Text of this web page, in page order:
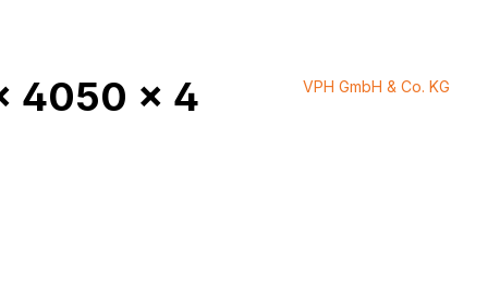
4050 x 4
VPH GmbH & Co. KG